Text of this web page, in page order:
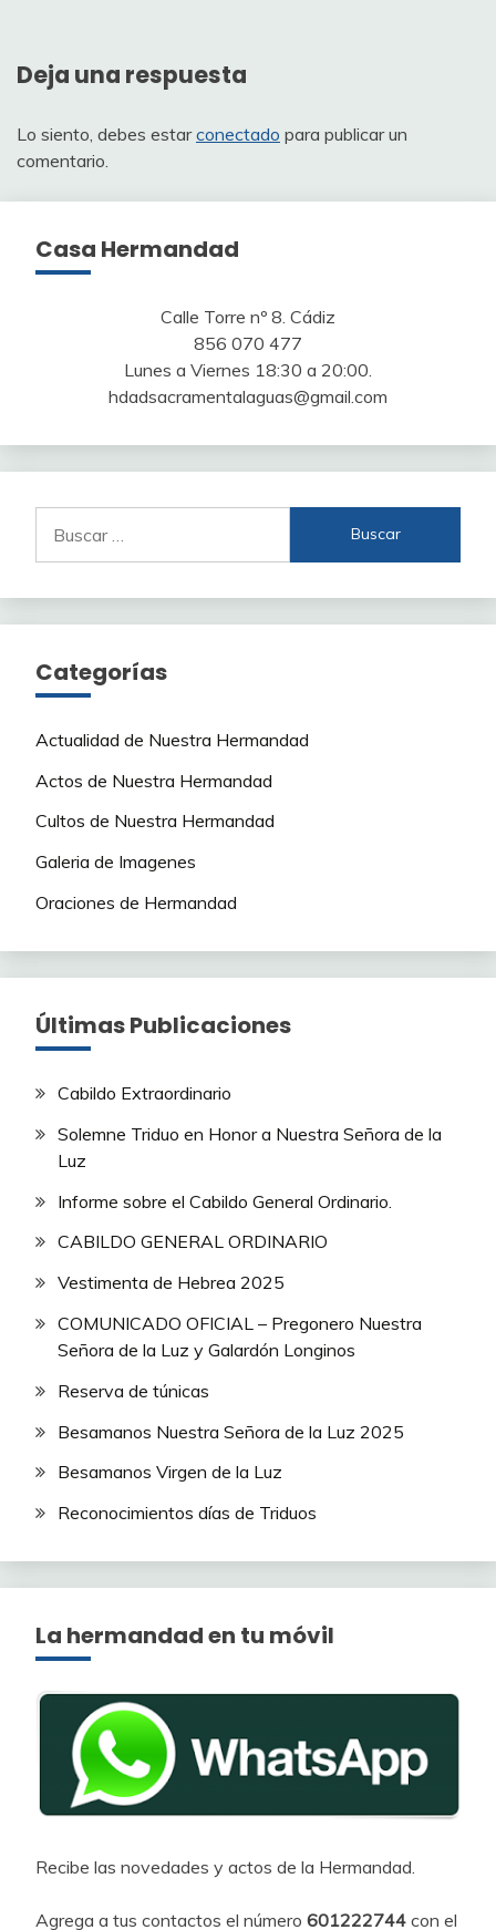
Deja una respuesta
Lo siento, debes estarconectado para publicar un
comentario.
Casa Hermandad
Calle Torre nº 8. Cádiz
856 070 477
Lunes a Viernes 18:30 a 20:00.
hdadsacramentalaguas@gmail.com
Categorías
Actualidad de Nuestra Hermandad
Actos de Nuestra Hermandad
Cultos de Nuestra Hermandad
Galeria de Imagenes
Oraciones de Hermandad
Últimas Publicaciones
Cabildo Extraordinario
Solemne Triduo en Honor a Nuestra Señora de la
Luz
Informe sobre el Cabildo General Ordinario.
CABILDO GENERAL ORDINARIO
Vestimenta de Hebrea 2025
COMUNICADO OFICIAL – Pregonero Nuestra
Señora de la Luz y Galardón Longinos
Reserva de túnicas
Besamanos Nuestra Señora de la Luz 2025
Besamanos Virgen de la Luz
Reconocimientos días de Triduos
La hermandad en tu móvil
Recibe las novedades y actos de la Hermandad.
Agrega a tus contactos el número 601222744 con el